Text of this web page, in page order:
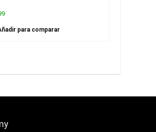
para comparar